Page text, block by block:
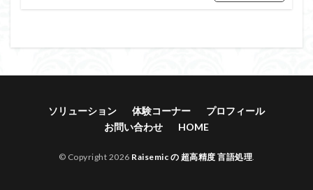
ソリューション 体験コーナー
プロフィール
お問い合わせ
HOME
© Copyright 2026 Raisemic の 超高精度 言語処理.